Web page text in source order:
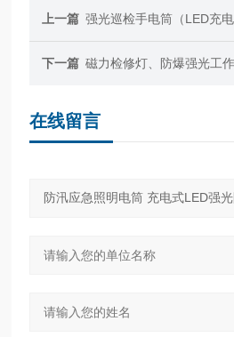
上一篇 强光巡检手电筒（LED充
下一篇 磁力检修灯、防爆强光工
在线留言